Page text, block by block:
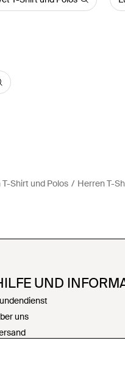
T-Shirt und Polos Herren T-
UND
uns